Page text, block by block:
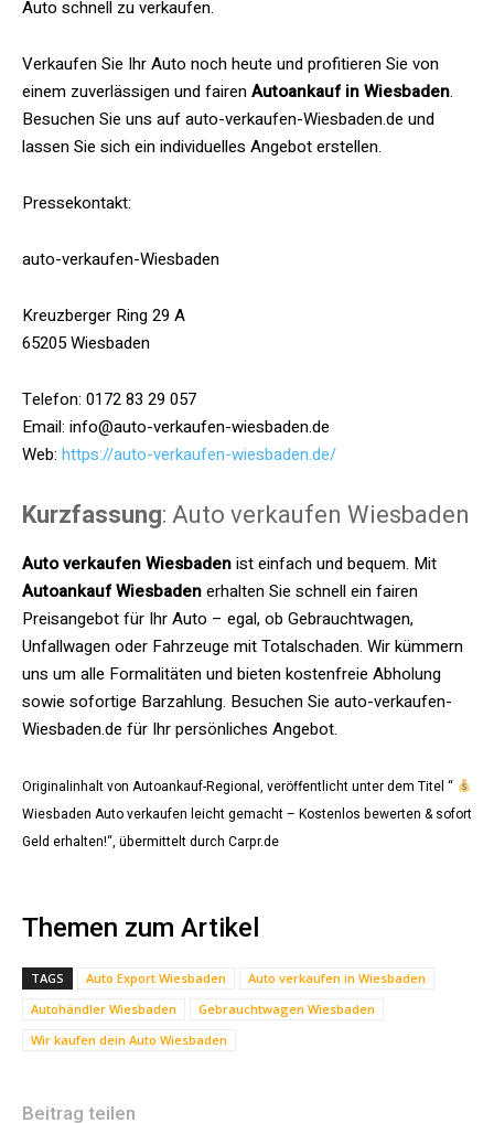
Auto schnell zu verkaufen.
Verkaufen Sie Ihr Auto noch heute und profitieren Sie von
einem zuverlässigen und fairenAutoankauf in Wiesbaden.
Besuchen Sie uns auf auto-verkaufen-Wiesbaden.de und
lassen Sie sich ein individuelles Angebot erstellen.
Pressekontakt:
auto-verkaufen-Wiesbaden
Kreuzberger Ring 29 A
65205 Wiesbaden
Telefon: 0172 83 29 057
Email: info@auto-verkaufen-wiesbaden.de
Web: https://auto-verkaufen-wiesbaden.de/
Kurzfassung: Auto verkaufen Wiesbaden
Auto verkaufen Wiesbadenist einfach und bequem. Mit
Autoankauf Wiesbadenerhalten Sie schnell ein fairen
Preisangebot für Ihr Auto – egal, ob Gebrauchtwagen,
Unfallwagen oder Fahrzeuge mit Totalschaden. Wir kümmern
uns um alle Formalitäten und bieten kostenfreie Abholung
sowie sofortige Barzahlung. Besuchen Sie auto-verkaufen-
Wiesbaden.de für Ihr persönliches Angebot.
Originalinhalt von Autoankauf-Regional, veröffentlicht unter dem Titel “
Wiesbaden Auto verkaufen leicht gemacht – Kostenlos bewerten & sofort
Geld erhalten!“, übermittelt durch Carpr.de
Themen zum Artikel
TAGS Auto Export Wiesbaden
Auto verkaufen in Wiesbaden
Autohändler Wiesbaden
Gebrauchtwagen Wiesbaden
Wir kaufen dein Auto Wiesbaden
Beitrag teilen